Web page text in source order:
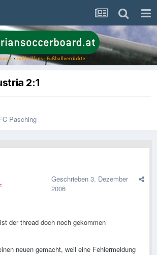
2:1
Pasching
Geschrieben 3. Dezember
2006
der thread doch noch gekommen
neuen gemacht, weil eine Fehlermeldung